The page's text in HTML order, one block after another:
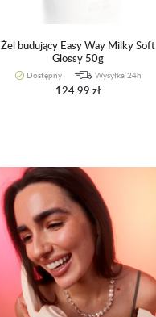
Żel budujący Easy Way Milky Soft
Glossy 50g
Dostępny Wysyłka 24h
124,99 zł